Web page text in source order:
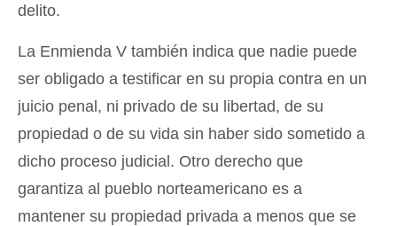
delito.
La Enmienda V también indica que nadie puede
ser obligado a testificar en su propia contra en un
juicio penal, ni privado de su libertad, de su
propiedad o de su vida sin haber sido sometido a
dicho proceso judicial. Otro derecho que
garantiza al pueblo norteamericano es a
mantener su propiedad privada a menos que se